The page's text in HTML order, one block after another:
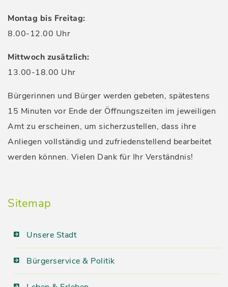
Montag bis Freitag:
8.00-12.00 Uhr
Mittwoch zusätzlich:
13.00-18.00 Uhr
Bürgerinnen und Bürger werden gebeten, spätestens
15 Minuten vor Ende der Öffnungszeiten im jeweiligen
Amt zu erscheinen, um sicherzustellen, dass ihre
Anliegen vollständig und zufriedenstellend bearbeitet
werden können. Vielen Dank für Ihr Verständnis!
Sitemap
Unsere Stadt
Bürgerservice & Politik